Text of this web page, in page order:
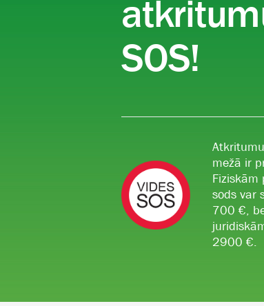
SOS!
mežā ir
Fiziskām
sods var
700 €,
2900 €.